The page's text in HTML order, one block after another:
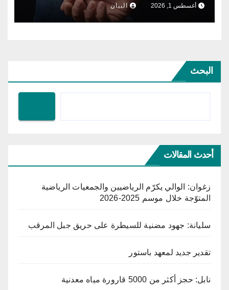
أغسطس 1, 2026 البيان
البحث
أحدث المقالات
زغوان: الوالي يكرّم الرياضيين والجمعيات الرياضية
المتوّجة خلال موسم 2025-2026
سليانة: جهود مضنية للسيطرة على حريق جبل المرقب
تقدير جديد لمعهد باستور
نابل: حجز أكثر من 5000 قارورة مياه معدنية